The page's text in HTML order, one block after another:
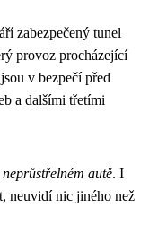
zabezpečený tunel
provoz procházející
v bezpečí před
a dalšími třetími
autě. I
neuvidí nic jiného než